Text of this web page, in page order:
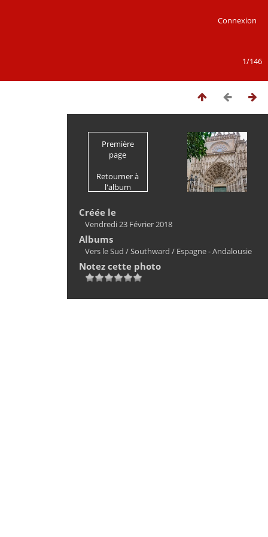
Connexion
1/146
Première
page
Retourner à
l'album
Créée le
Vendredi 23 Février 2018
Albums
Vers le Sud / Southward / Espagne - Andalousie
Notez cette photo